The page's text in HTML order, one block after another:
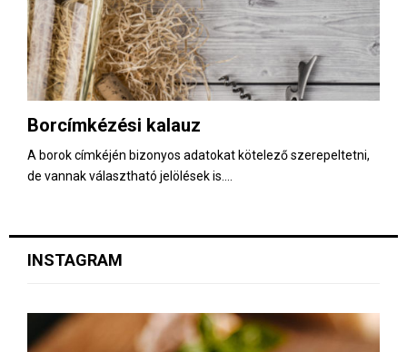
Y
M
N
U
Borcímkézési kalauz
A borok címkéjén bizonyos adatokat kötelező szerepeltetni,
de vannak választható jelölések is....
INSTAGRAM